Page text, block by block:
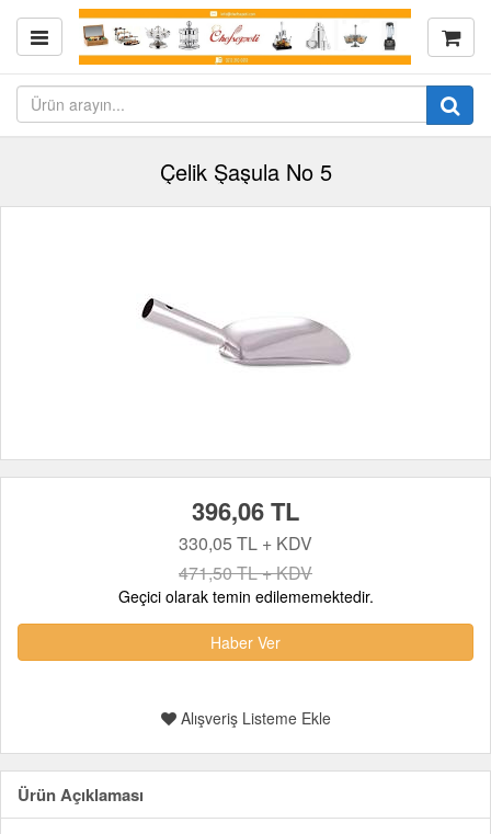
Çelik Şaşula No 5
396,06 TL
330,05 TL + KDV
471,50 TL + KDV
Geçici olarak temin edilememektedir.
Haber Ver
Alışveriş Listeme Ekle
Ürün Açıklaması